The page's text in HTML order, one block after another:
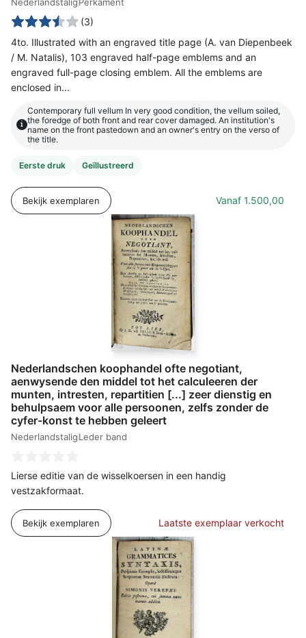
(3)
4to. Illustrated with an engraved title page (A. van Diepenbeek
/ M. Natalis), 103 engraved half-page emblems and an
engraved full-page closing emblem. All the emblems are
enclosed in...
i
Contemporary full vellum In very good condition, the vellum soiled,
the foredge of both front and rear cover damaged. An institution's
name on the front pastedown and an owner's entry on the verso of
the title.
Eerste druk Geïllustreerd
Vanaf 1.500,00
Bekijk exemplaren
Nederlandschen koophandel ofte negotiant,
aenwysende den middel tot het calculeeren der
munten, intresten, repartitien [...] zeer dienstig en
behulpsaem voor alle persoonen, zelfs zonder de
cyfer-konst te hebben geleert
NederlandstaligLeder band
Lierse editie van de wisselkoersen in een handig
vestzakformaat.
Laatste exemplaar verkocht
Bekijk exemplaren